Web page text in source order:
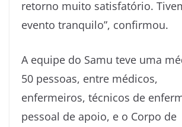
retorno muito satisfatório.
evento tranquilo”, confirmou.
A equipe do Samu teve uma
50 pessoas, entre médicos,
enfermeiros, técnicos de
pessoal de apoio, e o Corpo de